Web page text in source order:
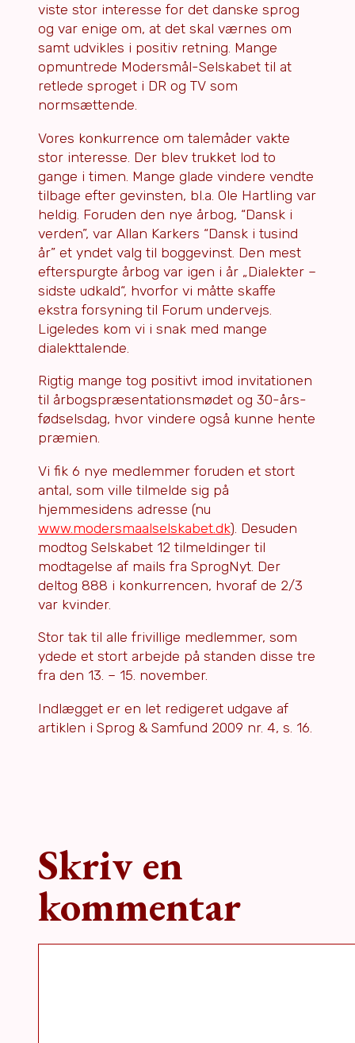
viste stor interesse for det danske sprog
og var enige om, at det skal værnes om
samt udvikles i positiv retning. Mange
opmuntrede Modersmål-Selskabet til at
retlede sproget i DR og TV som
normsættende.
Vores konkurrence om talemåder vakte
stor interesse. Der blev trukket lod to
gange i timen. Mange glade vindere vendte
tilbage efter gevinsten, bl.a. Ole Hartling var
heldig. Foruden den nye årbog, “Dansk i
verden”, var Allan Karkers “Dansk i tusind
år” et yndet valg til boggevinst. Den mest
efterspurgte årbog var igen i år „Dialekter –
sidste udkald“, hvorfor vi måtte skaffe
ekstra forsyning til Forum undervejs.
Ligeledes kom vi i snak med mange
dialekttalende.
Rigtig mange tog positivt imod invitationen
til årbogspræsen­tations­mødet og 30-års-
fødselsdag, hvor vindere også kunne hente
præmien.
Vi fik 6 nye medlemmer foruden et stort
antal, som ville tilmelde sig på
hjemmesidens adresse (nu
www.modersmaalselskabet.dk). Desuden
modtog Selskabet 12 tilmeldinger til
modtagelse af mails fra SprogNyt. Der
deltog 888 i konkurrencen, hvoraf de 2/3
var kvinder.
Stor tak til alle frivillige medlemmer, som
ydede et stort arbejde på standen disse tre
fra den 13. – 15. november.
Indlægget er en let redigeret udgave af
artiklen i Sprog & Samfund 2009 nr. 4, s. 16.
Skriv en
kommentar